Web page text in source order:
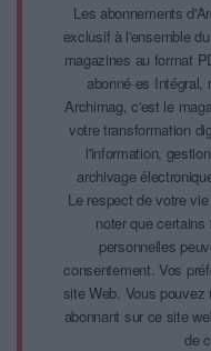
Les abonnements
exclusif à l'ensemble
magazines au format
abonné·es
Archimag, c'est le
votre transformation
l'information,
archivage
Le respect de votre
noter que
personnelles
consentement. Vos
site Web. Vous
abonnant sur ce site
de